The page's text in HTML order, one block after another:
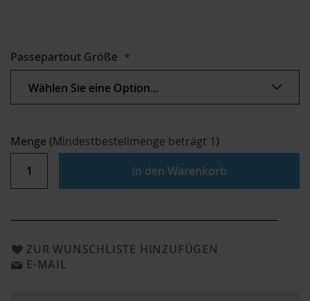
Passepartout Größe
Menge (Mindestbestellmenge beträgt 1)
In den Warenkorb
ZUR WUNSCHLISTE HINZUFÜGEN
E-MAIL